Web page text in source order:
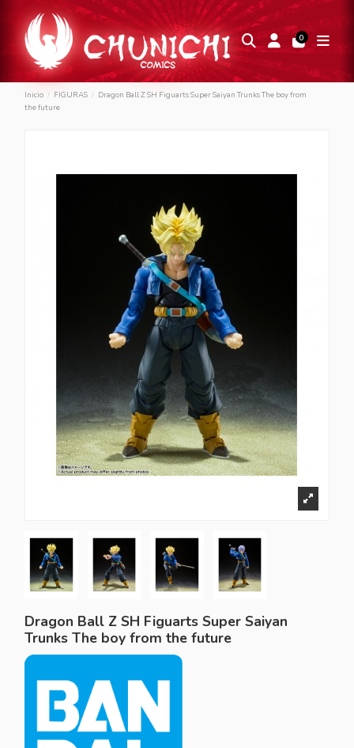
0
Inicio FIGURAS
Dragon Ball Z SH Figuarts Super Saiyan Trunks The boy from
the future
Dragon Ball Z SH Figuarts Super Saiyan
Trunks The boy from the future